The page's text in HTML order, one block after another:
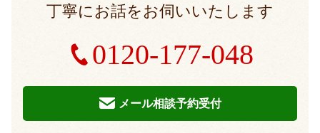
丁寧にお話をお伺いいたします
0120-177-048
メール相談予約受付